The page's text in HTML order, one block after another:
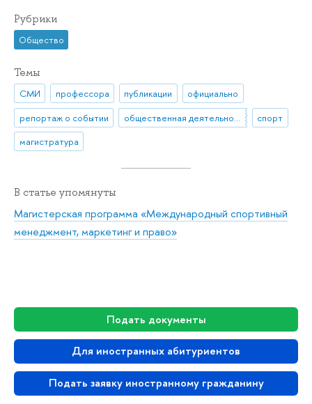
Подать документы
Для иностранных абитуриентов
Подать заявку иностранному гражданину
Рубрики
Общество
Темы
СМИ профессора публикации
официально
репортаж о событии
общественная деятельность
спорт
магистратура
В статье упомянуты
Магистерская программа «Международный спортивный
менеджмент, маркетинг и право»